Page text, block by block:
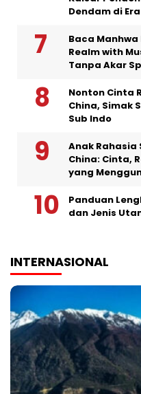
Dendam di
Baca
Realm with
Tanpa Akar
Nonton Cinta
China, Simak
Sub Indo
Anak Rahasia
China: Cinta,
yang
Panduan
dan Jenis
INTERNASIONAL